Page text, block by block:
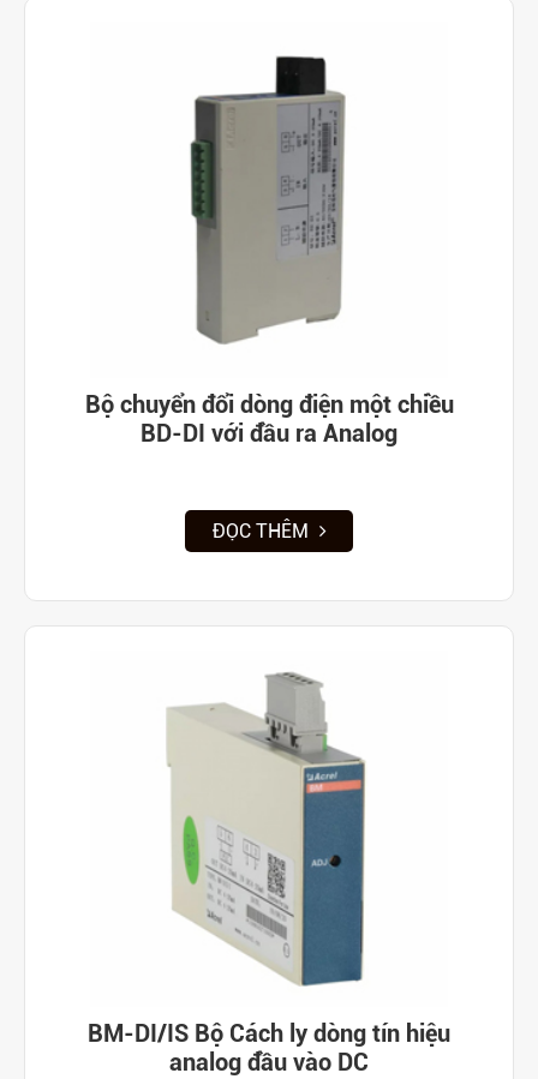
Bộ chuyển đổi dòng điện một chiều
BD-DI với đầu ra Analog
ĐỌC THÊM
BM-DI/IS Bộ Cách ly dòng tín hiệu
analog đầu vào DC